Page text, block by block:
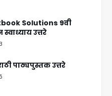
Solutions 9वी
उत्तरे
पाठ्यपुस्तक उत्तरे